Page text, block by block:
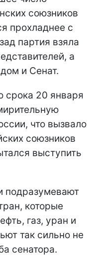
союзников
прохладнее с
партия взяла
а
и Сенат.
срока 20 января
что вызвало
союзников
выступить
подразумевают
которые
газ, уран и
так сильно не
сенатора.